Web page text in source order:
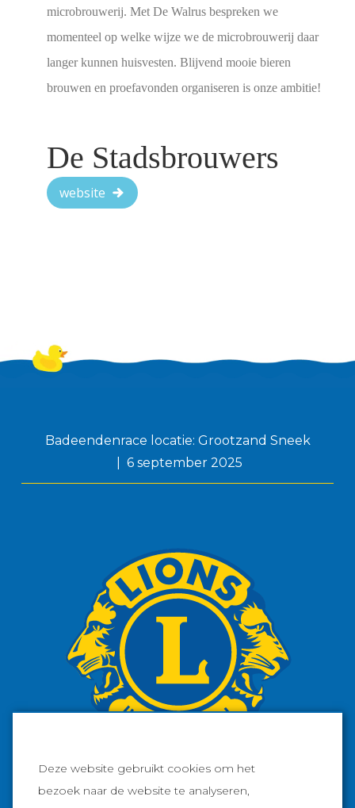
microbrouwerij. Met De Walrus bespreken we
momenteel op welke wijze we de microbrouwerij daar
langer kunnen huisvesten. Blijvend mooie bieren
brouwen en proefavonden organiseren is onze ambitie!
De Stadsbrouwers
website
Badeendenrace locatie: Grootzand Sneek
6 september 2025
Deze website gebruikt cookies om het
bezoek naar de website te analyseren,